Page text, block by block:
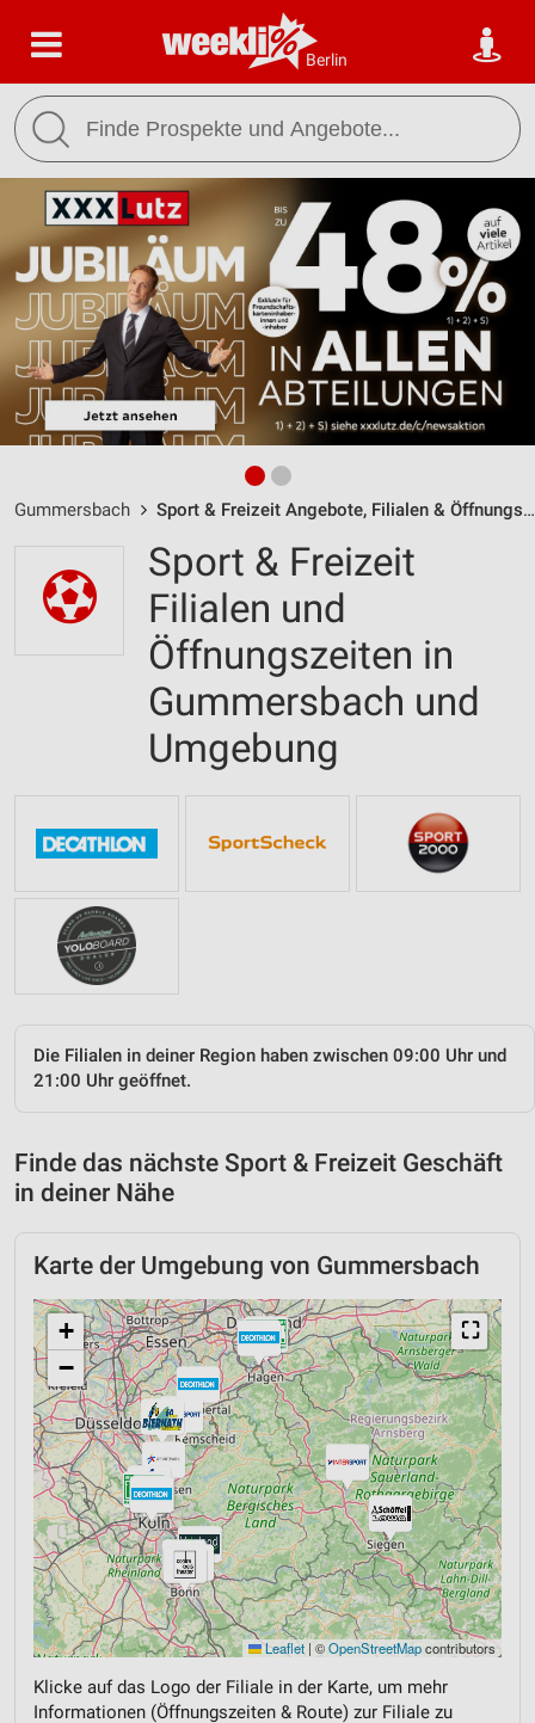
Berlin
Gummersbach Sport & Freizeit Angebote, Filialen & Öffnungszeiten
Sport & Freizeit
Filialen und
Öffnungszeiten in
Gummersbach und
Umgebung
Die Filialen in deiner Region haben zwischen 09:00 Uhr und
21:00 Uhr geöffnet.
Finde das nächste Sport & Freizeit Geschäft
in deiner Nähe
Karte der Umgebung von Gummersbach
⛶
+
−
Leaflet | ©OpenStreetMapcontributors
Klicke auf das Logo der Filiale in der Karte, um mehr
Informationen (Öffnungszeiten & Route) zur Filiale zu